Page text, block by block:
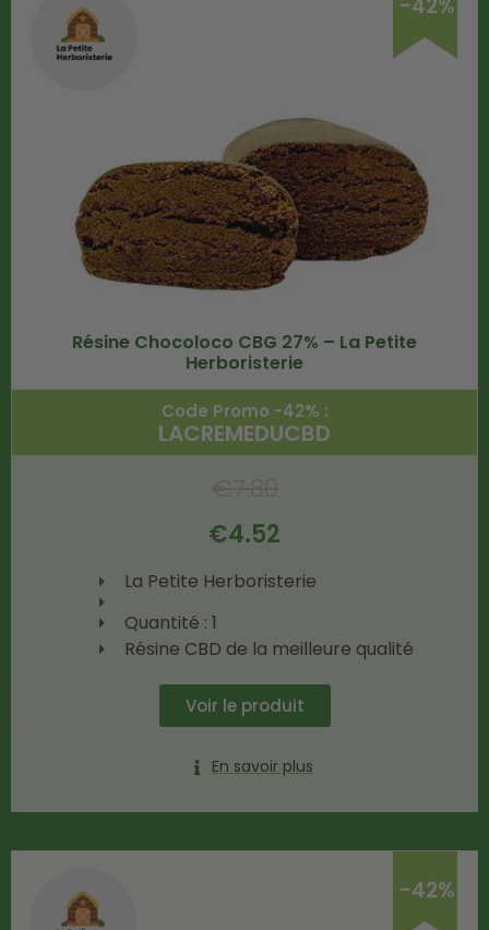
Résine Chocoloco CBG 27% – La Petite
Herboristerie
Code Promo -42% :
LACREMEDUCBD
€4.52
La Petite Herboristerie
Quantité : 1
Résine CBD de la meilleure qualité
Voir le produit
En savoir plus
-42%